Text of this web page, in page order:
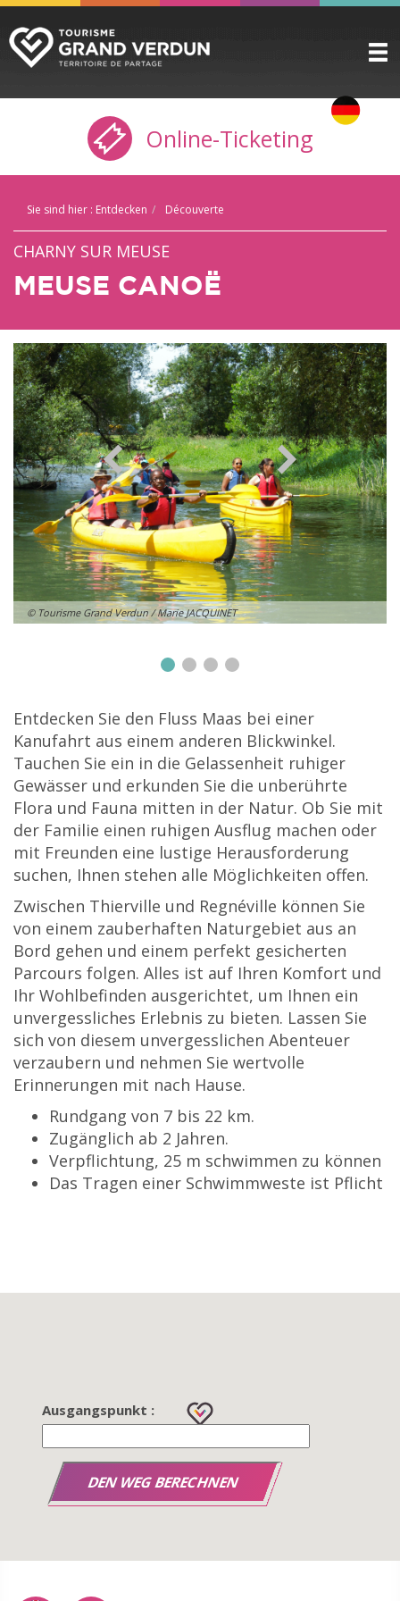
ENTDECKEN
ZU SEHEN / ZU TUN
PRAKTISCHE INFORMATIONEN
GRUPPEN
DIE ZITADELLE
BUCHUNG
Online-Ticketing
Sie sind hier : Entdecken Découverte
CHARNY SUR MEUSE
MEUSE CANOË
© Tourisme Grand Verdun / Marie JACQUINET
Entdecken Sie den Fluss Maas bei einer
Kanufahrt aus einem anderen Blickwinkel.
Tauchen Sie ein in die Gelassenheit ruhiger
Gewässer und erkunden Sie die unberührte
Flora und Fauna mitten in der Natur. Ob Sie mit
der Familie einen ruhigen Ausflug machen oder
mit Freunden eine lustige Herausforderung
suchen, Ihnen stehen alle Möglichkeiten offen.
Zwischen Thierville und Regnéville können Sie
von einem zauberhaften Naturgebiet aus an
Bord gehen und einem perfekt gesicherten
Parcours folgen. Alles ist auf Ihren Komfort und
Ihr Wohlbefinden ausgerichtet, um Ihnen ein
unvergessliches Erlebnis zu bieten. Lassen Sie
sich von diesem unvergesslichen Abenteuer
verzaubern und nehmen Sie wertvolle
Erinnerungen mit nach Hause.
Rundgang von 7 bis 22 km.
Zugänglich ab 2 Jahren.
Verpflichtung, 25 m schwimmen zu können
Das Tragen einer Schwimmweste ist Pflicht
Ausgangspunkt :